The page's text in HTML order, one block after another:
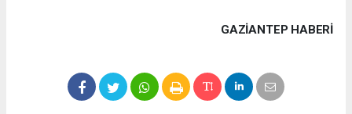
GAZIANTEP HABERİ